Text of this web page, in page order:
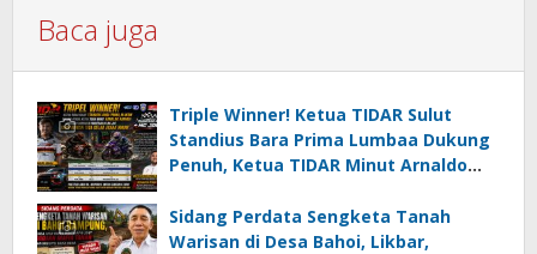
Baca juga
Triple Winner! Ketua TIDAR Sulut
Standius Bara Prima Lumbaa Dukung
Penuh, Ketua TIDAR Minut Arnaldo
05 MC JOE Sapu Bersih Tiga Gelar
Juara Umum
Sidang Perdata Sengketa Tanah
Warisan di Desa Bahoi, Likbar,